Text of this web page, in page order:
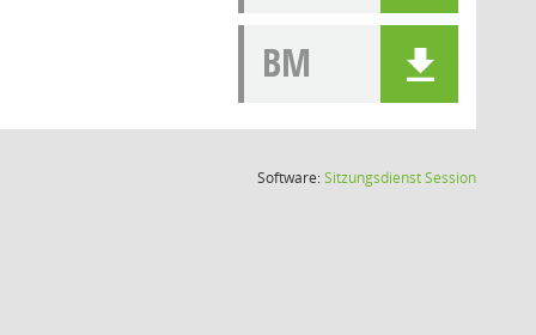
BM
Software:SitzungsdienstSession(Wird in